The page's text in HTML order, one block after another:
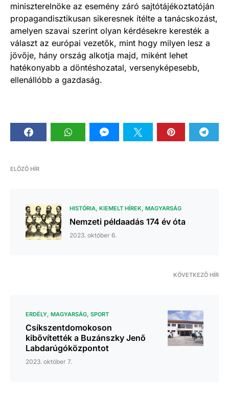
miniszterelnöke az esemény záró sajtótájékoztatóján
propagandisztikusan sikeresnek ítélte a tanácskozást,
amelyen szavai szerint olyan kérdésekre keresték a
választ az európai vezetők, mint hogy milyen lesz a
jövője, hány ország alkotja majd, miként lehet
hatékonyabb a döntéshozatal, versenyképesebb,
ellenállóbb a gazdaság.
ELŐZŐ HÍR
HISTÓRIA KIEMELT HÍREK MAGYARSÁG
Nemzeti példaadás 174 év óta
2023. október 6.
KÖVETKEZŐ HÍR
ERDÉLY MAGYARSÁG SPORT
Csíkszentdomokoson
kibővítették a Buzánszky Jenő
Labdarúgóközpontot
2023. október 7.